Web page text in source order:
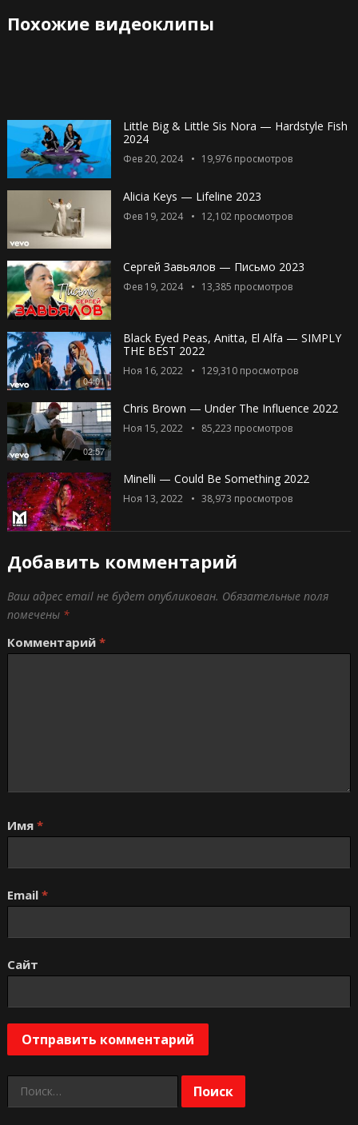
Похожие видеоклипы
Little Big & Little Sis Nora — Hardstyle Fish
2024
Фев 20, 2024 19,976просмотров
Alicia Keys — Lifeline 2023
Фев 19, 2024 12,102просмотров
Сергей Завьялов — Письмо 2023
Фев 19, 2024 13,385 просмотров
04:01
Black Eyed Peas, Anitta, El Alfa — SIMPLY
THE BEST 2022
Ноя 16, 2022 129,310просмотров
02:57
Chris Brown — Under The Influence 2022
Ноя 15, 2022 85,223 просмотров
Minelli — Could Be Something 2022
Ноя 13, 2022 38,973 просмотров
Добавить комментарий
Ваш адрес email не будет опубликован. Обязательные поля
помечены *
Комментарий *
Имя *
Email *
Сайт
Найти: